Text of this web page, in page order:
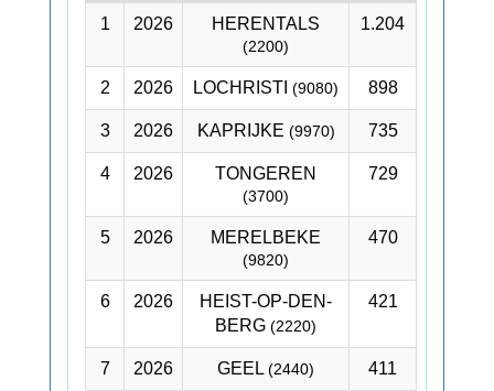
1 2026 HERENTALS
(2200)
1.204
2 2026 LOCHRISTI (9080) 898
3 2026 KAPRIJKE (9970) 735
4 2026 TONGEREN
(3700)
729
5 2026 MERELBEKE
(9820)
470
6 2026
HEIST-OP-DEN-
BERG (2220)
421
7 2026 GEEL (2440) 411